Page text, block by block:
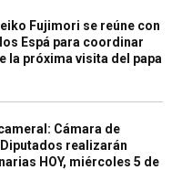
Fujimori se reúne con
Espá para coordinar
la próxima visita del papa
Cámara de
realizarán
HOY, miércoles 5 de